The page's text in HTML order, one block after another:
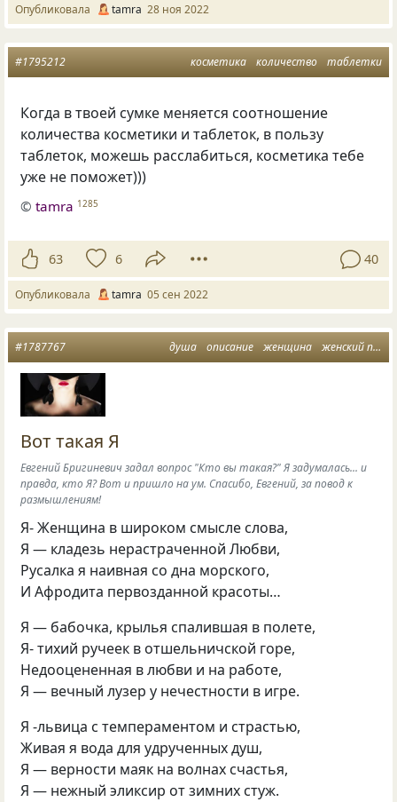
Опубликовала tamra 28 ноя 2022
косметика количество таблетки
#1795212
Когда в твоей сумке меняется соотношение
количества косметики и таблеток, в пользу
таблеток, можешь расслабиться, косметика тебе
уже не поможет)))
©tamra 1285
63 6 40
Опубликовала tamra 05 сен 2022
душа описание женщина женский портрет
#1787767
Вот такая Я
Евгений Бригиневич задал вопрос "Кто вы такая?" Я задумалась... и
правда, кто Я? Вот и пришло на ум. Спасибо, Евгений, за повод к
размышлениям!
Я- Женщина в широком смысле слова,
Я — кладезь нерастраченной Любви,
Русалка я наивная со дна морского,
И Афродита первозданной красоты…
Я — бабочка, крылья спалившая в полете,
Я- тихий ручеек в отшельничской горе,
Недооцененная в любви и на работе,
Я — вечный лузер у нечестности в игре.
Я -львица с темпераментом и страстью,
Живая я вода для удрученных душ,
Я — верности маяк на волнах счастья,
Я — нежный эликсир от зимних стуж.